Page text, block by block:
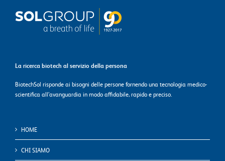
La ricerca biotech al servizio della persona
BiotechSol risponde ai bisogni delle persone fornendo una tecnologia medico-
scientifica all’avanguardia in modo affidabile, rapido e preciso.
HOME
CHI SIAMO